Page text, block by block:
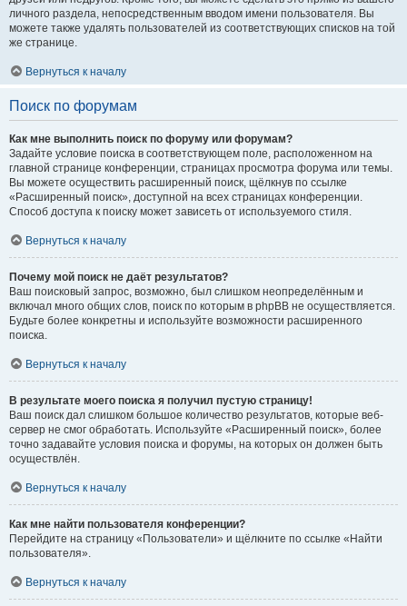
личного раздела, непосредственным вводом имени пользователя. Вы
можете также удалять пользователей из соответствующих списков на той
же странице.
Вернуться к началу
Поиск по форумам
Как мне выполнить поиск по форуму или форумам?
Задайте условие поиска в соответствующем поле, расположенном на
главной странице конференции, страницах просмотра форума или темы.
Вы можете осуществить расширенный поиск, щёлкнув по ссылке
«Расширенный поиск», доступной на всех страницах конференции.
Способ доступа к поиску может зависеть от используемого стиля.
Вернуться к началу
Почему мой поиск не даёт результатов?
Ваш поисковый запрос, возможно, был слишком неопределённым и
включал много общих слов, поиск по которым в phpBB не осуществляется.
Будьте более конкретны и используйте возможности расширенного
поиска.
Вернуться к началу
В результате моего поиска я получил пустую страницу!
Ваш поиск дал слишком большое количество результатов, которые веб-
сервер не смог обработать. Используйте «Расширенный поиск», более
точно задавайте условия поиска и форумы, на которых он должен быть
осуществлён.
Вернуться к началу
Как мне найти пользователя конференции?
Перейдите на страницу «Пользователи» и щёлкните по ссылке «Найти
пользователя».
Вернуться к началу